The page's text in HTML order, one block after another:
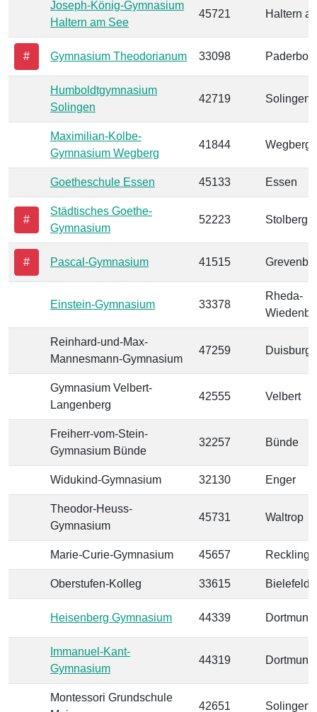
Joseph-König-Gymnasium
Haltern am See
45721 Haltern
# Gymnasium Theodorianum 33098
Humboldtgymnasium
Solingen
42719 Solingen
Maximilian-Kolbe-
Gymnasium Wegberg
41844 Wegberg
Goetheschule Essen 45133 Essen
#
Städtisches Goethe-
Gymnasium
52223 Stolberg
# Pascal-Gymnasium 41515
Einstein-Gymnasium 33378
Rheda-
Reinhard-und-Max-
Mannesmann-Gymnasium
47259 Duisburg
Gymnasium Velbert-
Langenberg
42555 Velbert
Freiherr-vom-Stein-
Gymnasium Bünde
32257 Bünde
Widukind-Gymnasium 32130 Enger
Theodor-Heuss-
Gymnasium
45731 Waltrop
Marie-Curie-Gymnasium 45657
Oberstufen-Kolleg 33615 Bielefeld
Heisenberg Gymnasium 44339 Dortmund
Immanuel-Kant-
Gymnasium
44319 Dortmund
Montessori Grundschule
42651 Solingen